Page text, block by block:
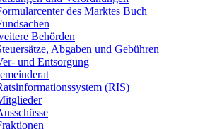
des Marktes Buch
Behörden
Abgaben und Gebühren
und Entsorgung
(RIS)